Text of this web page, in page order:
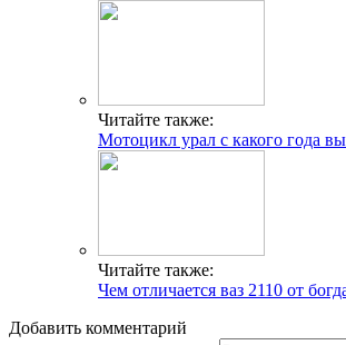
Читайте также:
Мотоцикл урал с какого года
Читайте также:
Чем отличается ваз 2110 от
Добавить комментарий